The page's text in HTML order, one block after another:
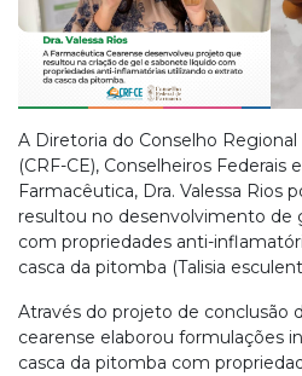
A Diretoria do Conselho Regional
(CRF-CE), Conselheiros Federais
Farmacêutica, Dra. Valessa Rios
resultou no desenvolvimento de
com propriedades anti-
casca da pitomba (Talisia
Através do projeto de conclusão
cearense elaborou formulações
casca da pitomba com